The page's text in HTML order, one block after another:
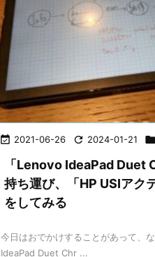
 2021-06-26  2024-01-21 
「Lenovo IdeaPad Duet
持ち運び、「HP USIアク
をしてみる
今日はおでかけすることがあって、
IdeaPad Duet Chr ...